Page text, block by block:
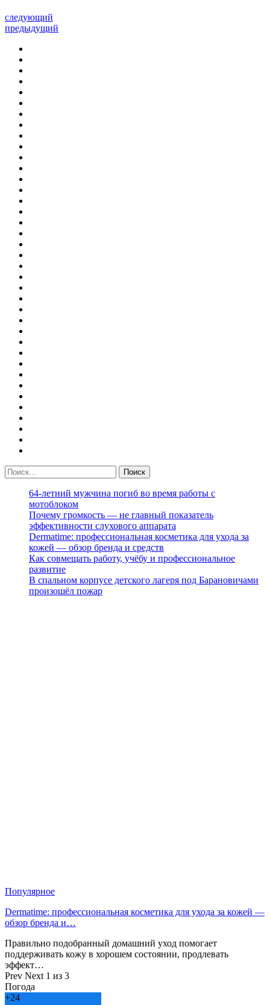
следующий
предыдущий
64-летний мужчина погиб во время работы с
мотоблоком
Почему громкость — не главный показатель
эффективности слухового аппарата
Dermatime: профессиональная косметика для ухода за
кожей — обзор бренда и средств
Как совмещать работу, учёбу и профессиональное
развитие
В спальном корпусе детского лагеря под Барановичами
произошёл пожар
Популярное
Dermatime: профессиональная косметика для ухода за кожей —
обзор бренда и…
Правильно подобранный домашний уход помогает
поддерживать кожу в хорошем состоянии, продлевать
эффект…
Prev Next 1 из 3
Погода
+24